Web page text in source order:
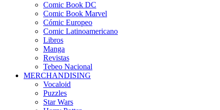
Comic Book DC
Comic Book Marvel
Cómic Europeo
Comic Latinoamericano
Libros
Manga
Revistas
Tebeo Nacional
MERCHANDISING
Vocaloid
Puzzles
Star Wars